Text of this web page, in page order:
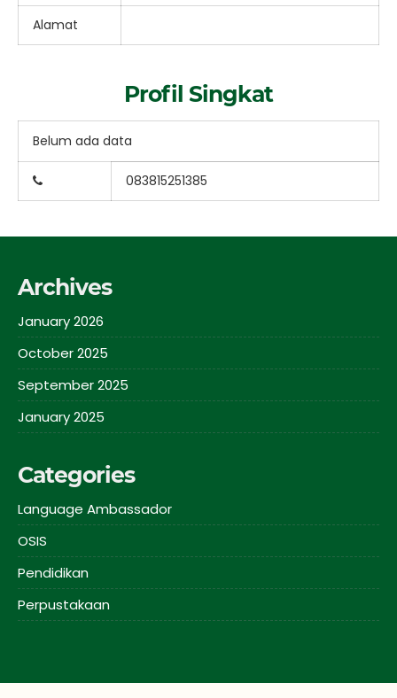
Alamat
Profil Singkat
Belum ada data
083815251385
Archives
January 2026
October 2025
September 2025
January 2025
Categories
Language Ambassador
OSIS
Pendidikan
Perpustakaan